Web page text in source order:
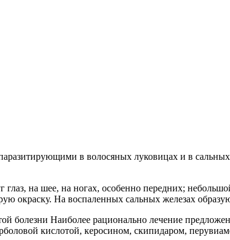
в волосяных луковицах и в сальных
на шее, на ногах, особенно передних;
окраску. На воспаленных сальных железах
болезни Наиболее рационально лечение
кислотой, керосином, скипидаром,